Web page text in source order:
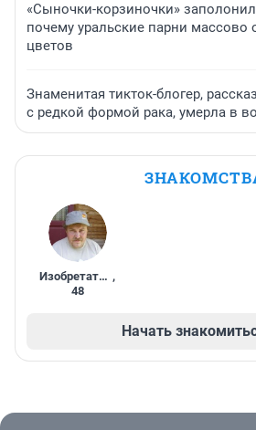
«Сыночки-корзиночки»
почему уральские парни массово
цветов
Знаменитая тикток-блогер,
с редкой формой рака, умерла в
Изобретатель ,
48
Начать